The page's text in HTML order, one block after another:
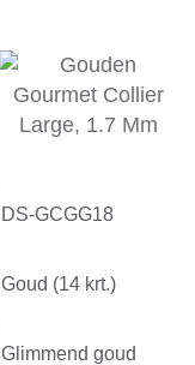
DS-GCGG18
Goud (14 krt.)
Glimmend goud